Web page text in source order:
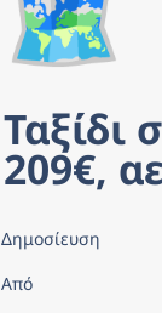
Ταξίδι
209€,
Δημοσίευση
Από